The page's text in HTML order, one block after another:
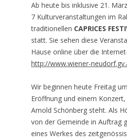
Ab heute bis inklusive 21.
7 Kulturveranstaltungen im
traditionellen CAPRICES
statt. Sie sehen diese
Hause online über die
http://www.wiener-
Wir beginnen heute Freitag
Eröffnung und einem
Arnold Schönberg steht. Als
von der Gemeinde in Auftrag
eines Werkes des